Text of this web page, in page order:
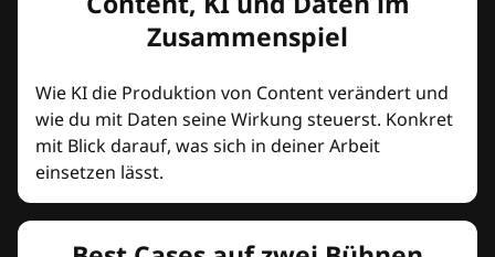
Zusammenspiel
Wie KI die Produktion von Content verändert und
wie du mit Daten seine Wirkung steuerst. Konkret
mit Blick darauf, was sich in deiner Arbeit
einsetzen lässt.